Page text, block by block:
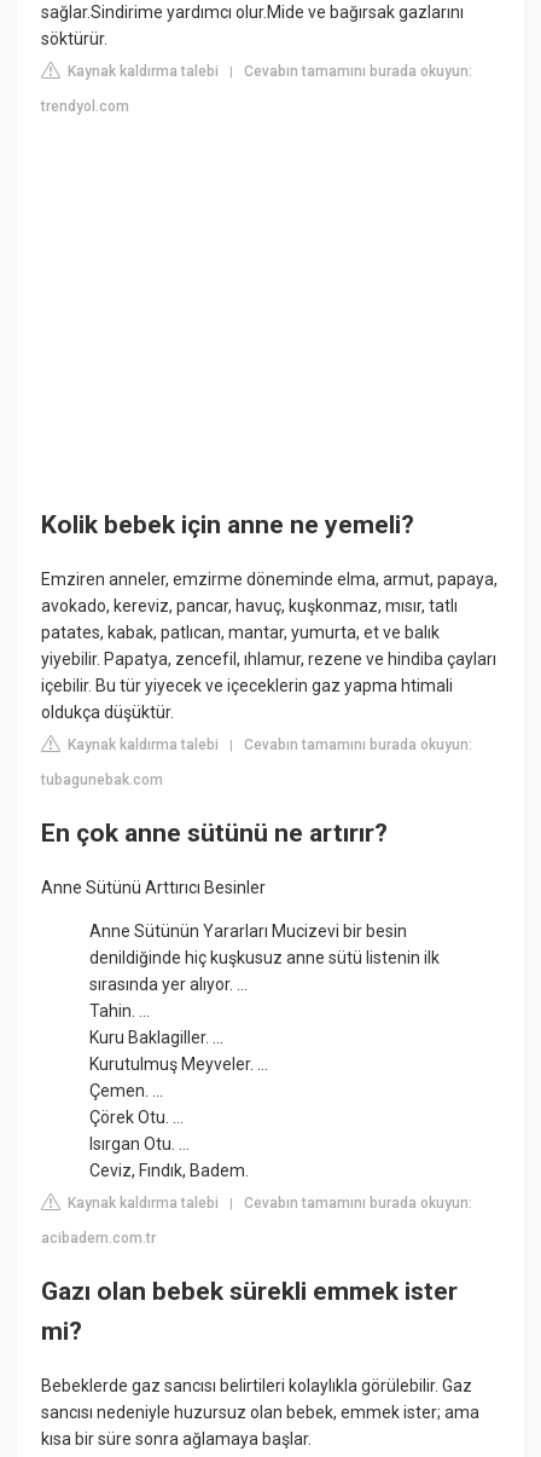
sağlar.Sindirime yardımcı olur.Mide ve bağırsak gazlarını
söktürür.
Kaynak kaldırma talebi |Cevabın tamamını burada okuyun:
trendyol.com
Kolik bebek için anne ne yemeli?
Emziren anneler, emzirme döneminde elma, armut, papaya,
avokado, kereviz, pancar, havuç, kuşkonmaz, mısır, tatlı
patates, kabak, patlıcan, mantar, yumurta, et ve balık
yiyebilir. Papatya, zencefil, ıhlamur, rezene ve hindiba çayları
içebilir. Bu tür yiyecek ve içeceklerin gaz yapma htimali
oldukça düşüktür.
Kaynak kaldırma talebi |Cevabın tamamını burada okuyun:
tubagunebak.com
En çok anne sütünü ne artırır?
Anne Sütünü Arttırıcı Besinler
Anne Sütünün Yararları Mucizevi bir besin
denildiğinde hiç kuşkusuz anne sütü listenin ilk
sırasında yer alıyor. ...
Tahin. ...
Kuru Baklagiller. ...
Kurutulmuş Meyveler. ...
Çemen. ...
Çörek Otu. ...
Isırgan Otu. ...
Ceviz, Fındık, Badem.
Kaynak kaldırma talebi |Cevabın tamamını burada okuyun:
acibadem.com.tr
Gazı olan bebek sürekli emmek ister
mi?
Bebeklerde gaz sancısı belirtileri kolaylıkla görülebilir. Gaz
sancısı nedeniyle huzursuz olan bebek, emmek ister; ama
kısa bir süre sonra ağlamaya başlar.